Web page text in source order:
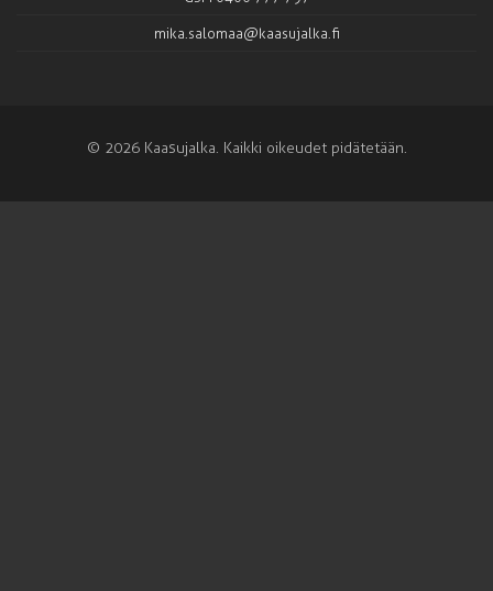
mika.salomaa@kaasujalka.fi
© 2026 Kaasujalka. Kaikki oikeudet pidätetään.